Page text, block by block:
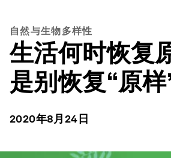
自然与生物多样性
生活何时恢复
是别恢复“原样
2020年8月24日